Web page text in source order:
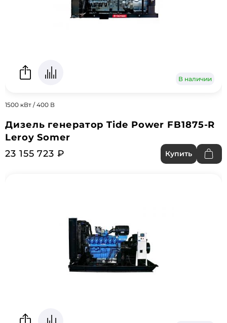
В наличии
1500 кВт / 400 В
Дизель генератор Tide Power FB1875-R
Leroy Somer
23 155 723 ₽
Купить